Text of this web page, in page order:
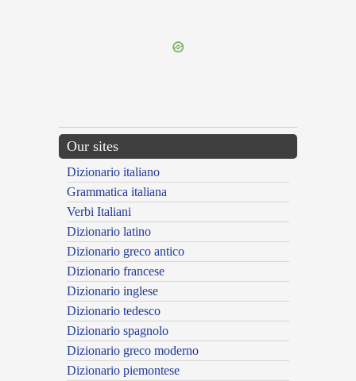
Our sites
Dizionario italiano
Grammatica italiana
Verbi Italiani
Dizionario latino
Dizionario greco antico
Dizionario francese
Dizionario inglese
Dizionario tedesco
Dizionario spagnolo
Dizionario greco moderno
Dizionario piemontese